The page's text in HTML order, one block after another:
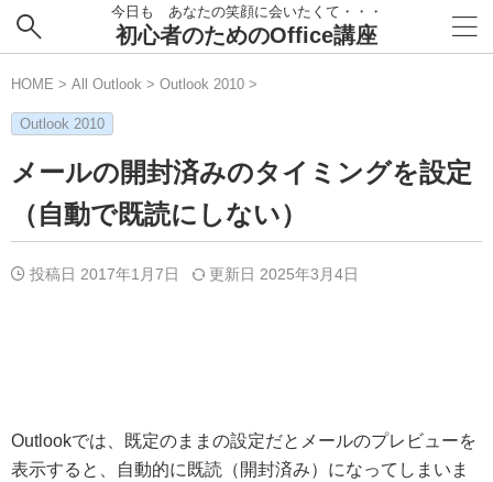
今日も あなたの笑顔に会いたくて・・・
初心者のためのOffice講座
HOME > All Outlook > Outlook 2010 >
Outlook 2010
メールの開封済みのタイミングを設定
（自動で既読にしない）
投稿日 2017年1月7日 更新日 2025年3月4日
Outlookでは、既定のままの設定だとメールのプレビューを
表示すると、自動的に既読（開封済み）になってしまいま